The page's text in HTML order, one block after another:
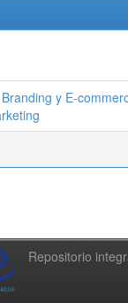
y E-
Repositorio